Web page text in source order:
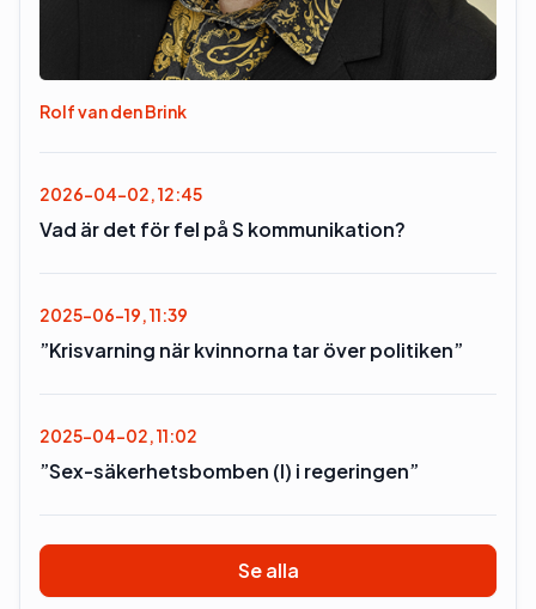
Rolf van den Brink
2026-04-02, 12:45
Vad är det för fel på S kommunikation?
2025-06-19, 11:39
”Krisvarning när kvinnorna tar över politiken”
2025-04-02, 11:02
”Sex-säkerhetsbomben (l) i regeringen”
Se alla